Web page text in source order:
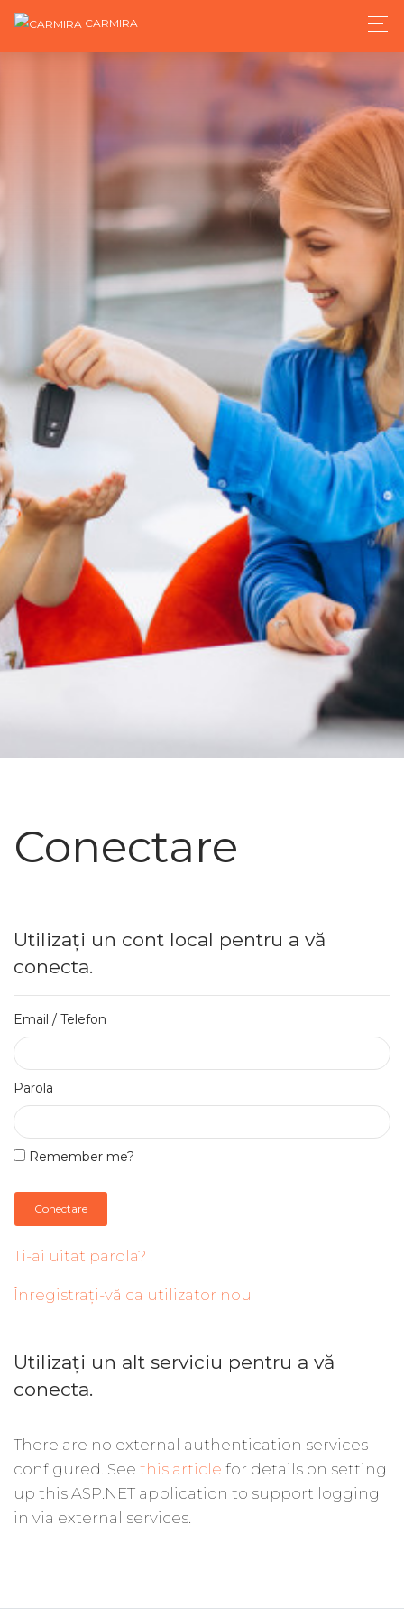
CARMIRA
Conectare
Utilizați un cont local pentru a vă
conecta.
Email / Telefon
Parola
Remember me?
Conectare
Ti-ai uitat parola?
Înregistrați-vă ca utilizator nou
Utilizați un alt serviciu pentru a vă
conecta.
There are no external authentication services
configured. See this article for details on setting
up this ASP.NET application to support logging
in via external services.